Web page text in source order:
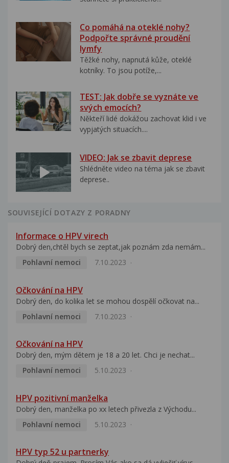
Co pomáhá na oteklé nohy?
Podpořte správné proudění
lymfy
Těžké nohy, napnutá kůže, oteklé
kotníky. To jsou potíže,...
TEST: Jak dobře se vyznáte ve
svých emocích?
Někteří lidé dokážou zachovat klid i ve
vypjatých situacích....
VIDEO: Jak se zbavit deprese
Shlédněte video na téma jak se zbavit
deprese..
SOUVISEJÍCÍ DOTAZY Z PORADNY
Informace o HPV virech
Dobrý den,chtěl bych se zeptat,jak poznám zda nemám...
Pohlavní nemoci
7.10.2023
Očkování na HPV
Dobrý den, do kolika let se mohou dospělí očkovat na...
Pohlavní nemoci
7.10.2023
Očkování na HPV
Dobrý den, mým dětem je 18 a 20 let. Chci je nechat...
Pohlavní nemoci
5.10.2023
HPV pozitivní manželka
Dobrý den, manželka po xx letech přivezla z Východu...
Pohlavní nemoci
5.10.2023
HPV typ 52 u partnerky